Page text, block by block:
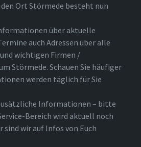
Ort Störmede besteht nun
über aktuelle
auch Adressen über alle
wichtigen Firmen /
Störmede. Schauen Sie häufiger
werden täglich für Sie
Informationen – bitte
Bereich wird aktuell noch
sind wir auf Infos von Euch